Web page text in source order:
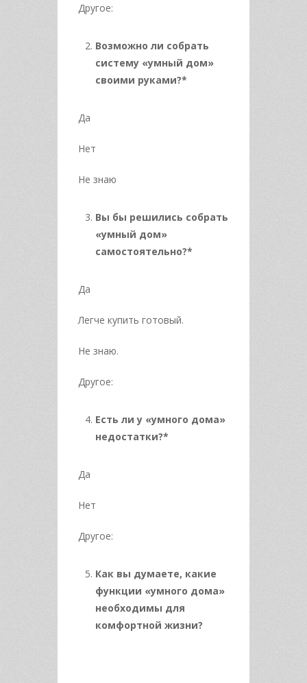
Другое:
Возможно ли собрать
систему «умный дом»
своими руками?*
Да
Нет
Не знаю
Вы бы решились собрать
«умный дом»
самостоятельно?*
Да
Легче купить готовый.
Не знаю.
Другое:
Есть ли у «умного дома»
недостатки?*
Да
Нет
Другое:
Как вы думаете, какие
функции «умного дома»
необходимы для
комфортной жизни?